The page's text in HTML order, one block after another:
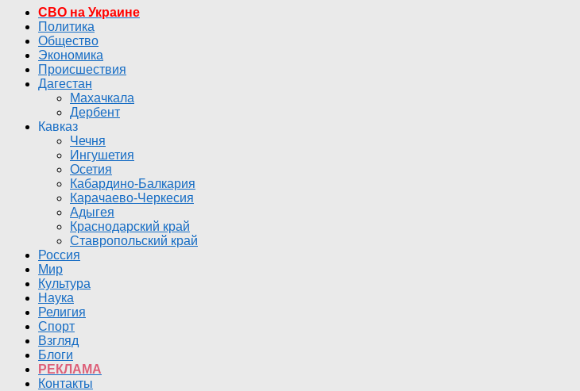
СВО на Украине
Политика
Общество
Экономика
Происшествия
Дагестан
Махачкала
Дербент
Кавказ
Чечня
Ингушетия
Осетия
Кабардино-Балкария
Карачаево-Черкесия
Адыгея
Краснодарский край
Ставропольский край
Россия
Мир
Культура
Наука
Религия
Спорт
Взгляд
Блоги
РЕКЛАМА
Контакты